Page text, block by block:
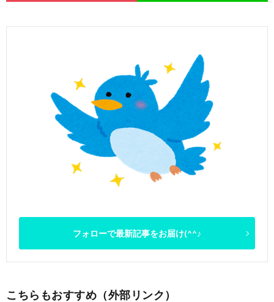
フォローで最新記事をお届け(^^♪
こちらもおすすめ（外部リンク）